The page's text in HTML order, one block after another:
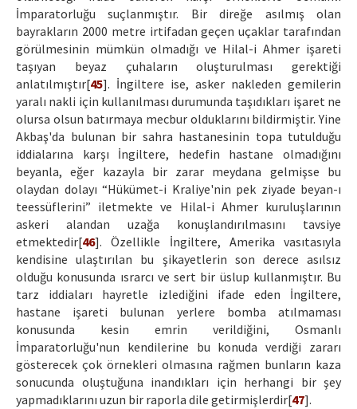
İmparatorluğu suçlanmıştır. Bir direğe asılmış olan
bayrakların 2000 metre irtifadan geçen uçaklar tarafından
görülmesinin mümkün olmadığı ve Hilal-i Ahmer işareti
taşıyan beyaz çuhaların oluşturulması gerektiği
anlatılmıştır[45]. İngiltere ise, asker nakleden gemilerin
yaralı nakli için kullanılması durumunda taşıdıkları işaret ne
olursa olsun batırmaya mecbur olduklarını bildirmiştir. Yine
Akbaş'da bulunan bir sahra hastanesinin topa tutulduğu
iddialarına karşı İngiltere, hedefin hastane olmadığını
beyanla, eğer kazayla bir zarar meydana gelmişse bu
olaydan dolayı “Hükümet-i Kraliye'nin pek ziyade beyan-ı
teessüflerini” iletmekte ve Hilal-i Ahmer kuruluşlarının
askeri alandan uzağa konuşlandırılmasını tavsiye
etmektedir[46]. Özellikle İngiltere, Amerika vasıtasıyla
kendisine ulaştırılan bu şikayetlerin son derece asılsız
olduğu konusunda ısrarcı ve sert bir üslup kullanmıştır. Bu
tarz iddiaları hayretle izlediğini ifade eden İngiltere,
hastane işareti bulunan yerlere bomba atılmaması
konusunda kesin emrin verildiğini, Osmanlı
İmparatorluğu'nun kendilerine bu konuda verdiği zararı
gösterecek çok örnekleri olmasına rağmen bunların kaza
sonucunda oluştuğuna inandıkları için herhangi bir şey
yapmadıklarını uzun bir raporla dile getirmişlerdir[47].